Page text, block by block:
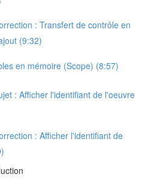
: Transfert de contrôle en
(9:32)
en mémoire (Scope) (8:57)
: Afficher l'identifiant de l'oeuvre
: Afficher l'identifiant de